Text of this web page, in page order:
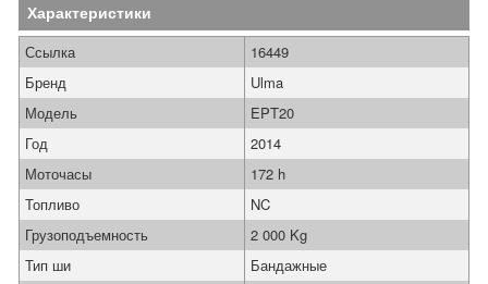
Характеристики
Ссылка
16449
Бренд
Ulma
Модель
EPT20
Год
2014
Моточасы
172 h
Топливо
NC
Грузоподъемность
2 000 Kg
Тип ши
Бандажные